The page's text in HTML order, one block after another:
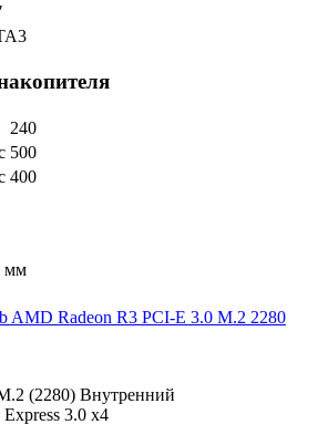
240
500
400
мм
AMD Radeon R3 PCI-E 3.0 M.2 2280
(2280) Внутренний
3.0 x4